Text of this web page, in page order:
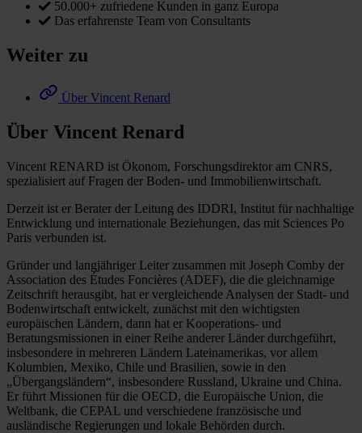
50.000+ zufriedene Kunden in ganz Europa
Das erfahrenste Team von Consultants
Weiter zu
Über Vincent Renard
Über Vincent Renard
Vincent RENARD ist Ökonom, Forschungsdirektor am CNRS,
spezialisiert auf Fragen der Boden- und Immobilienwirtschaft.
Derzeit ist er Berater der Leitung des IDDRI, Institut für nachhaltige
Entwicklung und internationale Beziehungen, das mit Sciences Po
Paris verbunden ist.
Gründer und langjähriger Leiter zusammen mit Joseph Comby der
Association des Études Foncières (ADEF), die die gleichnamige
Zeitschrift herausgibt, hat er vergleichende Analysen der Stadt- und
Bodenwirtschaft entwickelt, zunächst mit den wichtigsten
europäischen Ländern, dann hat er Kooperations- und
Beratungsmissionen in einer Reihe anderer Länder durchgeführt,
insbesondere in mehreren Ländern Lateinamerikas, vor allem
Kolumbien, Mexiko, Chile und Brasilien, sowie in den
„Übergangsländern“, insbesondere Russland, Ukraine und China.
Er führt Missionen für die OECD, die Europäische Union, die
Weltbank, die CEPAL und verschiedene französische und
ausländische Regierungen und lokale Behörden durch.